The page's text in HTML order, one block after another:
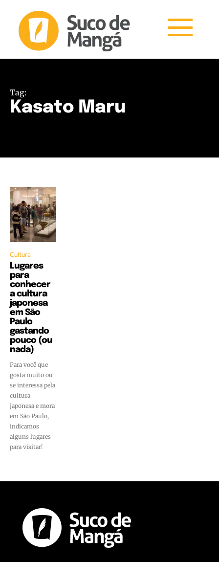
Tag:
Kasato Maru
Cultura
Lugares
para
conhecer
a cultura
japonesa
em São
Paulo
gastando
pouco (ou
nada)
Para você que
gosta muito ou
se interessa pela
cultura
japonesa e mora
em São Paulo,
indicamos
alguns lugares
para visitar!